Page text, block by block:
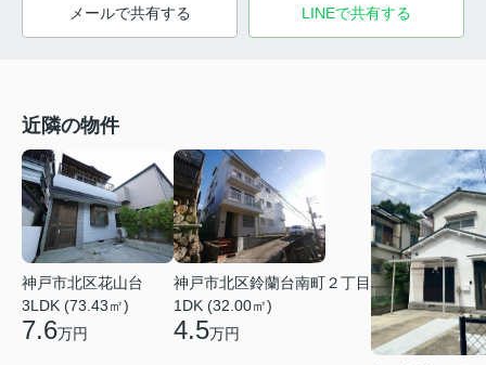
メールで共有する LINEで共有する
近隣の物件
神戸市北区花山台
3LDK (73.43㎡)
7.6万円
神戸市北区鈴蘭台南町２丁目
1DK (32.00㎡)
4.5万円